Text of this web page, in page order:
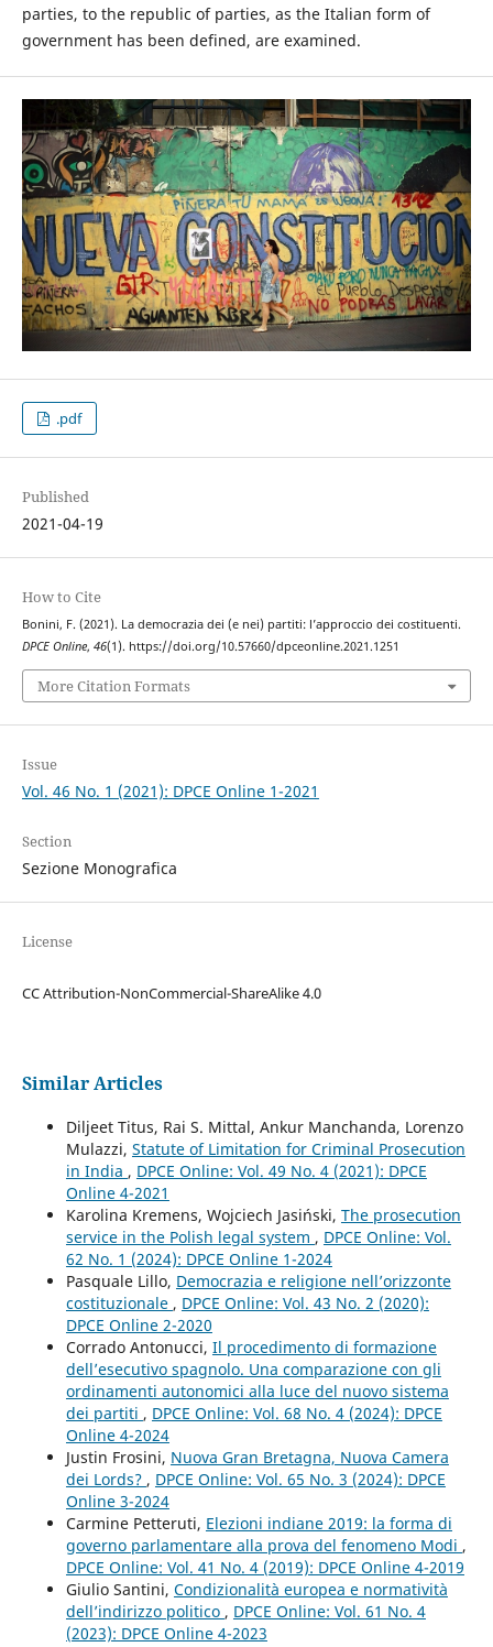
parties, to the republic of parties, as the Italian form of
government has been defined, are examined.
.pdf
Published
2021-04-19
How to Cite
Bonini, F. (2021). La democrazia dei (e nei) partiti: l’approccio dei costituenti.
DPCE Online, 46(1). https://doi.org/10.57660/dpceonline.2021.1251
More Citation Formats
Issue
Vol. 46 No. 1 (2021): DPCE Online 1-2021
Section
Sezione Monografica
License
CC Attribution-NonCommercial-ShareAlike 4.0
Similar Articles
Diljeet Titus, Rai S. Mittal, Ankur Manchanda, Lorenzo
Mulazzi, Statute of Limitation for Criminal Prosecution
in India , DPCE Online: Vol. 49 No. 4 (2021): DPCE
Online 4-2021
Karolina Kremens, Wojciech Jasiński, The prosecution
service in the Polish legal system , DPCE Online: Vol.
62 No. 1 (2024): DPCE Online 1-2024
Pasquale Lillo, Democrazia e religione nell’orizzonte
costituzionale , DPCE Online: Vol. 43 No. 2 (2020):
DPCE Online 2-2020
Corrado Antonucci, Il procedimento di formazione
dell’esecutivo spagnolo. Una comparazione con gli
ordinamenti autonomici alla luce del nuovo sistema
dei partiti , DPCE Online: Vol. 68 No. 4 (2024): DPCE
Online 4-2024
Justin Frosini, Nuova Gran Bretagna, Nuova Camera
dei Lords? , DPCE Online: Vol. 65 No. 3 (2024): DPCE
Online 3-2024
Carmine Petteruti, Elezioni indiane 2019: la forma di
governo parlamentare alla prova del fenomeno Modi ,
DPCE Online: Vol. 41 No. 4 (2019): DPCE Online 4-2019
Giulio Santini, Condizionalità europea e normatività
dell’indirizzo politico , DPCE Online: Vol. 61 No. 4
(2023): DPCE Online 4-2023